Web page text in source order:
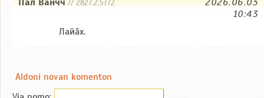
// 2827.2.5772
10:43
Лайăх.
Aldoni novan komenton